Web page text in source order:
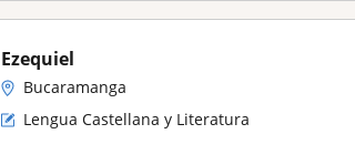
Ezequiel
Bucaramanga
Lengua Castellana y Literatura